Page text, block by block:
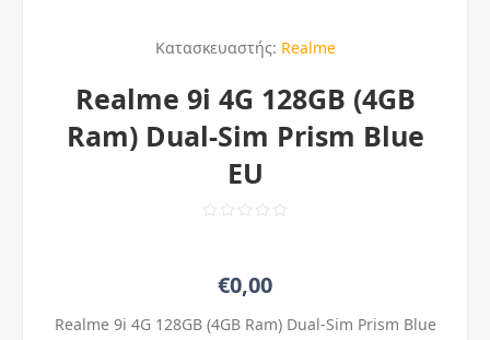
Κατασκευαστής: Realme
Realme 9i 4G 128GB (4GB
Ram) Dual-Sim Prism Blue
EU
€0,00
Realme 9i 4G 128GB (4GB Ram) Dual-Sim Prism Blue